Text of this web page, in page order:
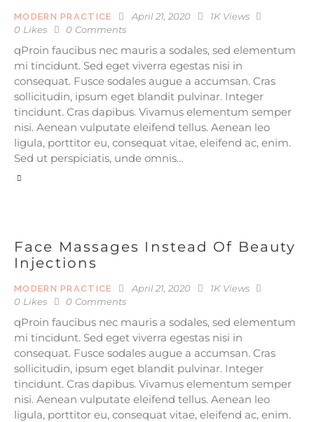
MODERN PRACTICE April 21, 2020 1K Views
0 Likes 0 Comments
qProin faucibus nec mauris a sodales, sed elementum
mi tincidunt. Sed eget viverra egestas nisi in
consequat. Fusce sodales augue a accumsan. Cras
sollicitudin, ipsum eget blandit pulvinar. Integer
tincidunt. Cras dapibus. Vivamus elementum semper
nisi. Aenean vulputate eleifend tellus. Aenean leo
ligula, porttitor eu, consequat vitae, eleifend ac, enim.
Sed ut perspiciatis, unde omnis…
Face Massages Instead Of Beauty
Injections
MODERN PRACTICE April 21, 2020 1K Views
0 Likes 0 Comments
qProin faucibus nec mauris a sodales, sed elementum
mi tincidunt. Sed eget viverra egestas nisi in
consequat. Fusce sodales augue a accumsan. Cras
sollicitudin, ipsum eget blandit pulvinar. Integer
tincidunt. Cras dapibus. Vivamus elementum semper
nisi. Aenean vulputate eleifend tellus. Aenean leo
ligula, porttitor eu, consequat vitae, eleifend ac, enim.